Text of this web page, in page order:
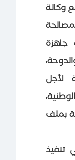
وكالة
جاهزة
لأجل
بملف
تنفيذ